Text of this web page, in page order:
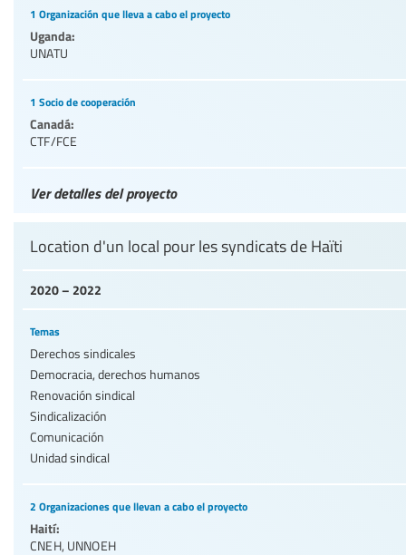
1 Organización que lleva a cabo el proyecto
Uganda:
UNATU
1 Socio de cooperación
Canadá:
CTF/FCE
Ver detalles del proyecto
2020 – 2022
Location d'un local pour les syndicats de Haïti
Temas
Derechos sindicales
Democracia, derechos humanos
Renovación sindical
Sindicalización
Comunicación
Unidad sindical
2 Organizaciones que llevan a cabo el proyecto
Haití:
CNEH, UNNOEH